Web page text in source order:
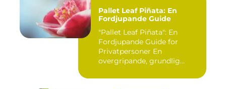
Pallet Leaf Piñata: En
Fordjupande Guide
"Pallet Leaf Piñata": En
Fordjupande Guide for
Privatpersoner En
overgripande, grundlig